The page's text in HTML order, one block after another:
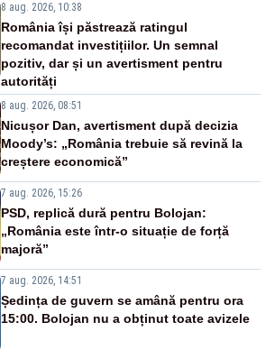
8 aug. 2026, 10:38
România își păstrează ratingul
recomandat investițiilor. Un semnal
pozitiv, dar și un avertisment pentru
autorități
8 aug. 2026, 08:51
Nicușor Dan, avertisment după decizia
Moody’s: „România trebuie să revină la
creștere economică”
7 aug. 2026, 15:26
PSD, replică dură pentru Bolojan:
„România este într-o situație de forță
majoră”
7 aug. 2026, 14:51
Ședința de guvern se amână pentru ora
15:00. Bolojan nu a obținut toate avizele